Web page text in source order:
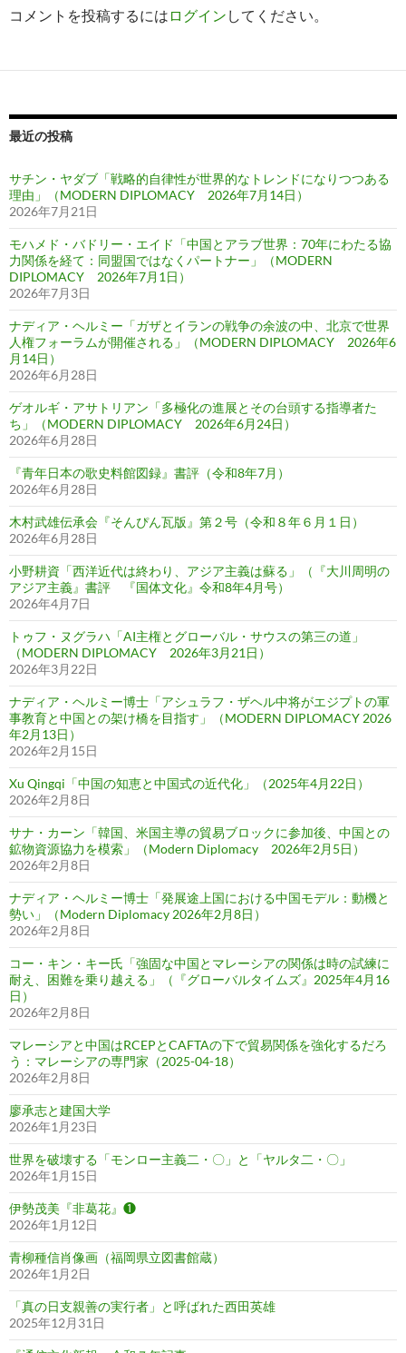
ョ
コメントを投稿するには ログイン してください。
最近の投稿
サチン・ヤダブ「戦略的自律性が世界的なトレンドになりつつある
理由」（MODERN DIPLOMACY 2026年7月14日）
2026年7月21日
モハメド・バドリー・エイド「中国とアラブ世界：70年にわたる協
力関係を経て：同盟国ではなくパートナー」（MODERN
DIPLOMACY 2026年7月1日）
2026年7月3日
ナディア・ヘルミー「ガザとイランの戦争の余波の中、北京で世界
人権フォーラムが開催される」（MODERN DIPLOMACY 2026年6
月14日）
2026年6月28日
ゲオルギ・アサトリアン「多極化の進展とその台頭する指導者た
ち」（MODERN DIPLOMACY 2026年6月24日）
2026年6月28日
『青年日本の歌史料館図録』書評（令和8年7月）
2026年6月28日
木村武雄伝承会『そんぴん瓦版』第２号（令和８年６月１日）
2026年6月28日
小野耕資「西洋近代は終わり、アジア主義は蘇る」（『大川周明の
アジア主義』書評 『国体文化』令和8年4月号）
2026年4月7日
トゥフ・ヌグラハ「AI主権とグローバル・サウスの第三の道」
（MODERN DIPLOMACY 2026年3月21日）
2026年3月22日
ナディア・ヘルミー博士「アシュラフ・ザヘル中将がエジプトの軍
事教育と中国との架け橋を目指す」（MODERN DIPLOMACY 2026
年2月13日）
2026年2月15日
Xu Qingqi「中国の知恵と中国式の近代化」（2025年4月22日）
2026年2月8日
サナ・カーン「韓国、米国主導の貿易ブロックに参加後、中国との
鉱物資源協力を模索」（Modern Diplomacy 2026年2月5日）
2026年2月8日
ナディア・ヘルミー博士「発展途上国における中国モデル：動機と
勢い」（Modern Diplomacy 2026年2月8日）
2026年2月8日
コー・キン・キー氏「強固な中国とマレーシアの関係は時の試練に
耐え、困難を乗り越える」（『グローバルタイムズ』2025年4月16
日）
2026年2月8日
マレーシアと中国はRCEPとCAFTAの下で貿易関係を強化するだろ
う：マレーシアの専門家（2025-04-18）
2026年2月8日
廖承志と建国大学
2026年1月23日
世界を破壊する「モンロー主義二・〇」と「ヤルタ二・〇」
2026年1月15日
伊勢茂美『非葛花』❶
2026年1月12日
青柳種信肖像画（福岡県立図書館蔵）
2026年1月2日
「真の日支親善の実行者」と呼ばれた西田英雄
2025年12月31日